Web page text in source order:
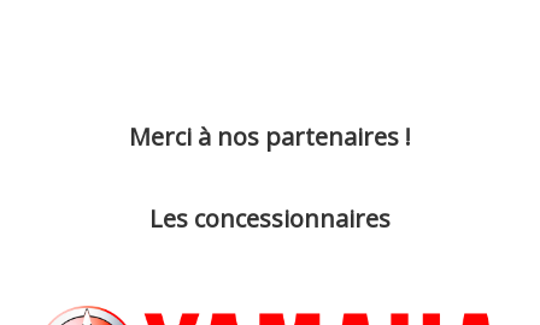
Merci à nos partenaires !
Les concessionnaires